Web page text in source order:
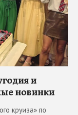
и
новинки
круиза» по